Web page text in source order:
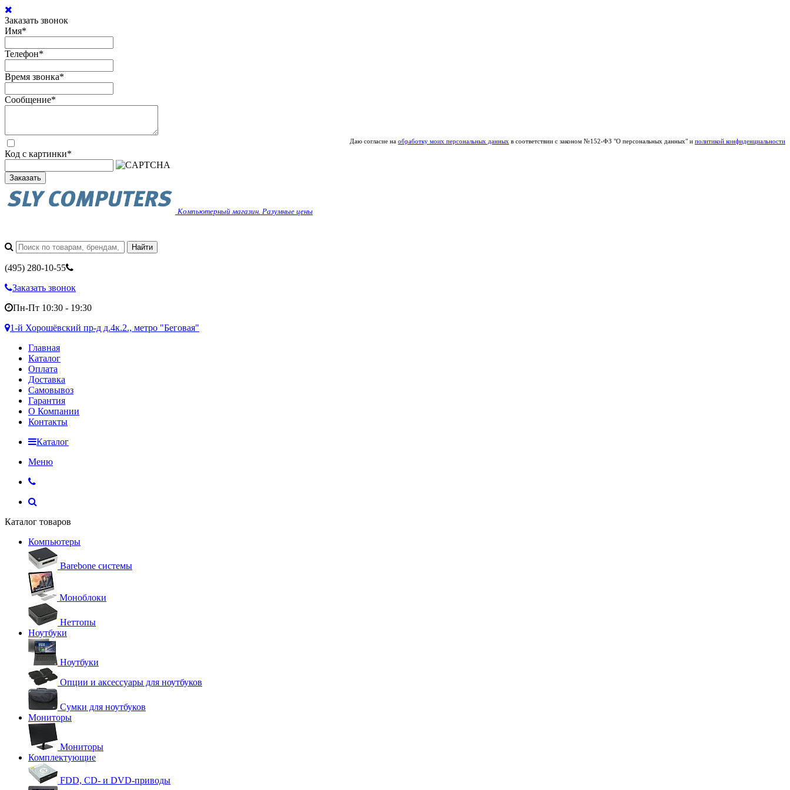
Заказать звонок
Имя*
Телефон*
Время звонка*
Сообщение*
Даю согласие на обработку моих персональных данных в соответствии с законом №152-ФЗ "О персональных данных" и политикой конфиденциальности
Код с картинки*
Заказать
Компьютерный магазин. Разумные цены
(495) 280-10-55
Заказать звонок
Пн-Пт 10:30 - 19:30
1-й Хорошёвский пр-д д.4к.2., метро "Беговая"
Главная
Каталог
Оплата
Доставка
Самовывоз
Гарантия
О Компании
Контакты
Каталог
Меню
Каталог товаров
Компьютеры
Barebone системы
Моноблоки
Неттопы
Ноутбуки
Ноутбуки
Опции и аксессуары для ноутбуков
Сумки для ноутбуков
Мониторы
Мониторы
Комплектующие
FDD, CD- и DVD-приводы